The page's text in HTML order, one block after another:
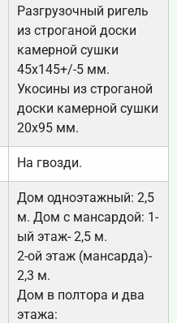
Разгрузочный ригель
из строганой доски
камерной сушки
45х145+/-5 мм.
Укосины из строганой
доски камерной сушки
20х95 мм.
На гвозди.
Дом одноэтажный: 2,5
м. Дом с мансардой: 1-
ый этаж- 2,5 м.
2-ой этаж (мансарда)-
2,3 м.
Дом в полтора и два
этажа: